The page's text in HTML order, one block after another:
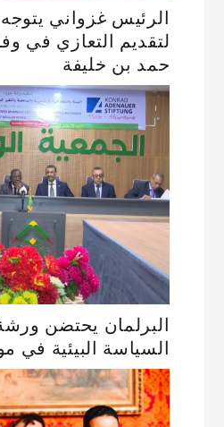
الرئيس غزواني
لتقديم التعازي في
حمد بن خليفة
البرلمان يحتضن
السياسة البيئية في